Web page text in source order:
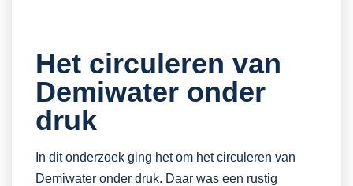
Het circuleren van
Demiwater onder
druk
In dit onderzoek ging het om het circuleren van
Demiwater onder druk. Daar was een rustig